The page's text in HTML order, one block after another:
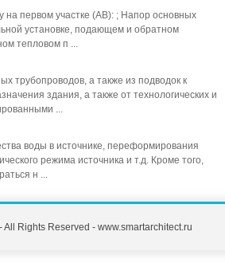
первом участке (AB): ; Напор основных
установке, подающем и обратном
тепловом п ...
трубопроводов, а также из подводок к
здания, а также от технологических и
...
воды в источнике, переформирования
режима источника и т.д. Кроме того,
н ...
Rights Reserved - www.smartarchitect.ru